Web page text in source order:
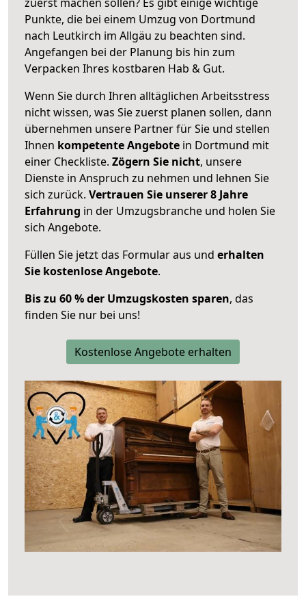
Punkte, die bei einem Umzug von Dortmund
nach Leutkirch im Allgäu zu beachten sind.
Angefangen bei der Planung bis hin zum
Verpacken Ihres kostbaren Hab & Gut.
Wenn Sie durch Ihren alltäglichen Arbeitsstress
nicht wissen, was Sie zuerst planen sollen, dann
übernehmen unsere Partner für Sie und stellen
Ihnen kompetente Angebote in Dortmund mit
einer Checkliste. Zögern Sie nicht, unsere
Dienste in Anspruch zu nehmen und lehnen Sie
sich zurück. Vertrauen Sie unserer 8 Jahre
Erfahrung in der Umzugsbranche und holen Sie
sich Angebote.
Füllen Sie jetzt das Formular aus und erhalten
Sie kostenlose Angebote.
Bis zu 60 % der Umzugskosten sparen, das
finden Sie nur bei uns!
Kostenlose Angebote erhalten